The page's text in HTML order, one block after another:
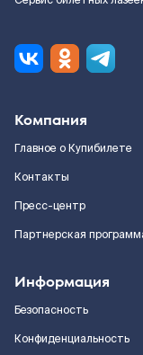
Компания
Главное о Купибилете
Контакты
Пресс-центр
Партнерская
Информация
Безопасность
Конфиденциальность